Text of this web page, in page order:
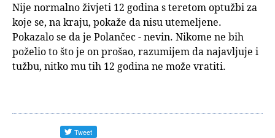
Nije normalno živjeti 12 godina s teretom optužbi za
koje se, na kraju, pokaže da nisu utemeljene.
Pokazalo se da je Polančec - nevin. Nikome ne bih
poželio to što je on prošao, razumijem da najavljuje i
tužbu, nitko mu tih 12 godina ne može vratiti.